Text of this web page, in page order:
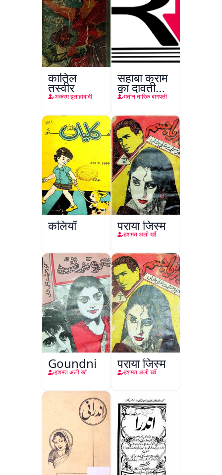
कातिल
तस्वीर
अकरम इलाहाबादी
सहाबा कराम
का दावती
किरदार
मतीन तारिक़ बाग़पती
कलियाँ पराया जिस्म
हशमत अली खाँ
Goundni
हशमत अली खाँ
पराया जिस्म
हशमत अली खाँ